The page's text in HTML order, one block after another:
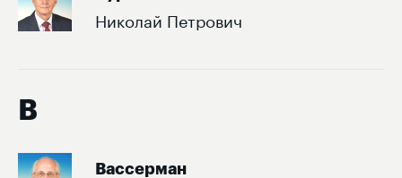
Николай Петрович
В
Вассерман